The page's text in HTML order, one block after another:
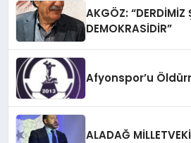
AKGÖZ: “DERDİMİZ
DEMOKRASİDİR”
Afyonspor’u
ALADAĞ